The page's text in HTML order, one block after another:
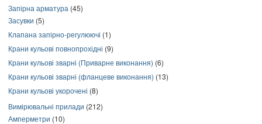
Запірна арматура (45)
Засувки (5)
Клапана запірно-регулюючі (1)
Крани кульові повнопрохідні (9)
Крани кульові зварні (Приварне виконання) (6)
Крани кульові зварні (фланцеве виконання) (13)
Крани кульові укорочені (8)
Вимірювальні прилади (212)
Амперметри (10)